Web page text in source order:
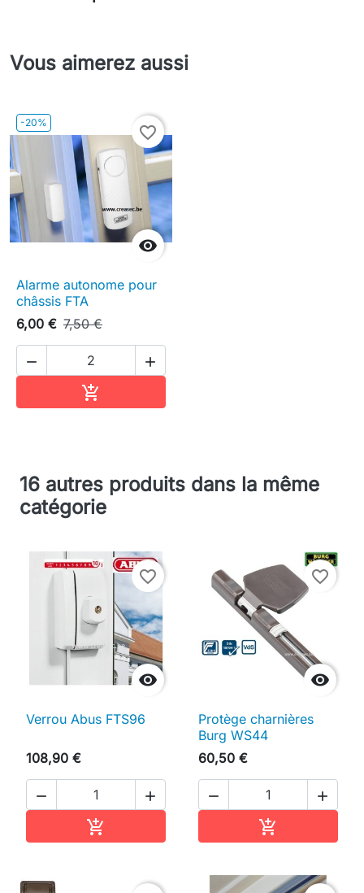
Vous aimerez aussi
-20%

favorite_border
Alarme autonome pour
châssis FTA
6,00 € 7,50 €
 

16 autres produits dans la même
catégorie

favorite_border
Verrou Abus FTS96
108,90 €
 


favorite_border
Protège charnières
Burg WS44
60,50 €
 
